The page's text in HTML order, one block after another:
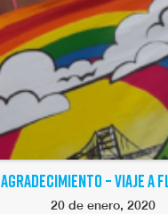
AGRADECIMIENTO – VIAJE A
20 de enero, 2020